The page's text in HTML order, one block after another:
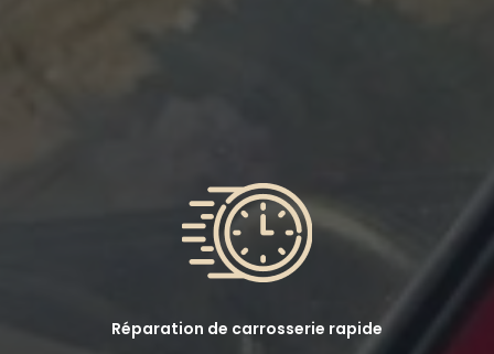
Réparation de carrosserie rapide